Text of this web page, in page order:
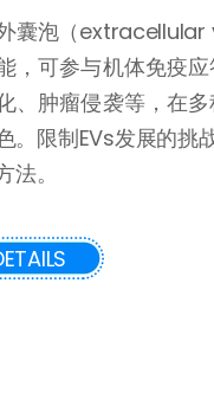
囊泡（extracellular
，可参与机体免疫
、肿瘤侵袭等，在
。限制EVs发展的挑
法。